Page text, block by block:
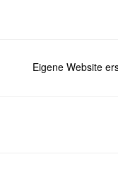
Eigene Website